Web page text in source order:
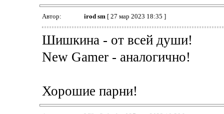
Автор: irod sm[ 27 мар 2023 18:35 ]
Шишкина - от всей души!
New Gamer - аналогично!
Хорошие парни!